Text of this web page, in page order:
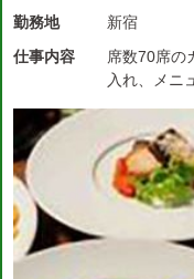
勤務地
新宿
仕事内容
席数70席の
入れ、メニ